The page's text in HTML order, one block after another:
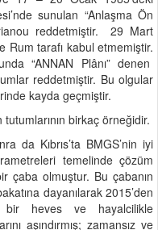
sunulan “Anlaşma Ön
reddetmiştir. 29 Mart
Rum tarafı kabul etmemiştir.
“ANNAN Plânı” denen
reddetmiştir. Bu olgular
kayda geçmiştir.
birkaç örneğidir.
da Kıbrıs’ta BMGS’nin iyi
temelinde çözüm
çaba olmuştur. Bu çabanın
dayanılarak 2015’den
bir heves ve hayalcilikle
aşındırmış; zamansız ve